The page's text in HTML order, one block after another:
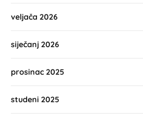
veljača 2026
siječanj 2026
prosinac 2025
studeni 2025